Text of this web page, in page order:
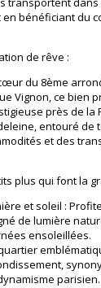
en bénéficiant du
de rêve :
du 8ème
Vignon, ce bien
près de la
entouré de
et des
plus qui font la
et soleil :
de lumière
ensoleillées.
parisien.